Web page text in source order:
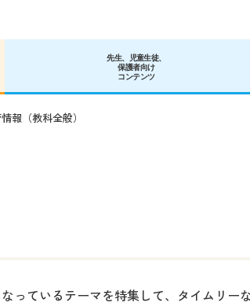
先生、児童生徒、
保護者向け
コンテンツ
報（教科全般）
っているテーマを特集して、タイムリ